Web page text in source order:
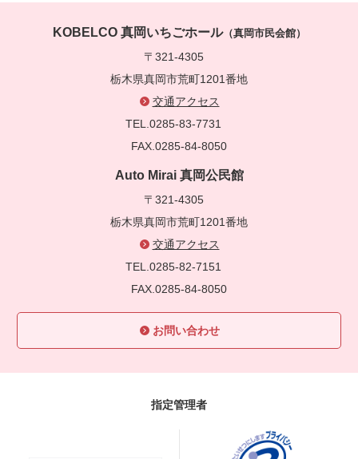
KOBELCO 真岡いちごホール（真岡市民会館）
〒321-4305
栃木県真岡市荒町1201番地
交通アクセス
TEL.0285-83-7731
FAX.0285-84-8050
Auto Mirai 真岡公民館
〒321-4305
栃木県真岡市荒町1201番地
交通アクセス
TEL.0285-82-7151
FAX.0285-84-8050
お問い合わせ
指定管理者